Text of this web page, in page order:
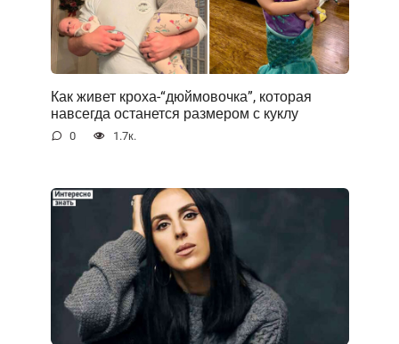
Как живет кроха-“дюймовочка”, которая
навсегда останется размером с куклу
0 1.7к.